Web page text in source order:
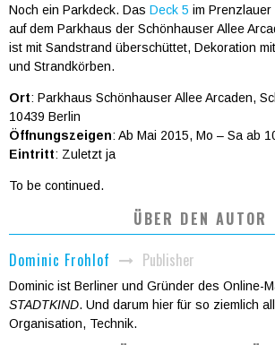
Noch ein Parkdeck. Das Deck 5 im Prenzlauer
auf dem Parkhaus der Schönhauser Allee
ist mit Sandstrand überschüttet, Dekoration
und Strandkörben.
Ort: Parkhaus Schönhauser Allee Arcaden,
10439 Berlin
Öffnungszeigen: Ab Mai 2015, Mo – Sa ab
Eintritt: Zuletzt ja
To be continued.
ÜBER DEN AUTOR
Dominic Frohlof
Publisher
Dominic ist Berliner und Gründer des Online-
STADTKIND. Und darum hier für so ziemlich
Organisation, Technik.